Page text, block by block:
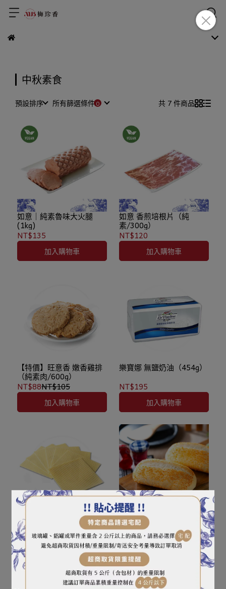
中秋素食
預設排序 所有篩選條件 共 7 件商品
如意｜純素魯味大火腿
(1kg)
NT$135
加入購物車
如意 香煎培根片（純
素/300g）
NT$120
加入購物車
【特價】旺意香 嫩香雞排
（純素肉/600g）
NT$88NT$105
加入購物車
樂寶娜 無鹽奶油（454g）
NT$195
加入購物車
良晟 乳酪餅（蛋奶素/15
片入）
NT$135
良晟 黃金潛艇堡（10入）
NT$180
加入購物車